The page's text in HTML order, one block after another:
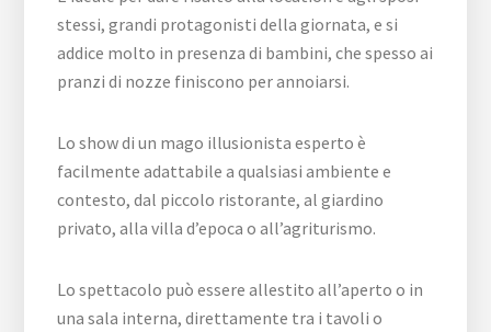
stessi, grandi protagonisti della giornata, e si
addice molto in presenza di bambini, che spesso ai
pranzi di nozze finiscono per annoiarsi.
Lo show di un mago illusionista esperto è
facilmente adattabile a qualsiasi ambiente e
contesto, dal piccolo ristorante, al giardino
privato, alla villa d’epoca o all’agriturismo.
Lo spettacolo può essere allestito all’aperto o in
una sala interna, direttamente tra i tavoli o